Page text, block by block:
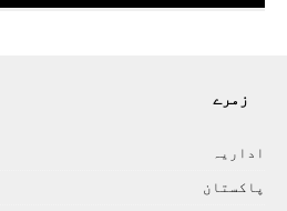
زمرے
اداريہ
پاکستان